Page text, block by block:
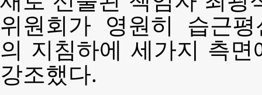
위원회가 영원히 습근평
의 지침하에 세가지 측
강조했다.